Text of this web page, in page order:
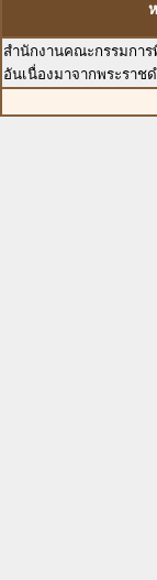
สำนักงานคณะกรรมการ
อันเนื่องมาจากพระราช